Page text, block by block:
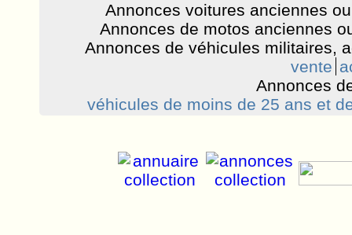
Annonces voitures anciennes
Annonces de motos anciennes
Annonces de véhicules militaires,
vente
Annonces
véhicules de moins de 25 ans et